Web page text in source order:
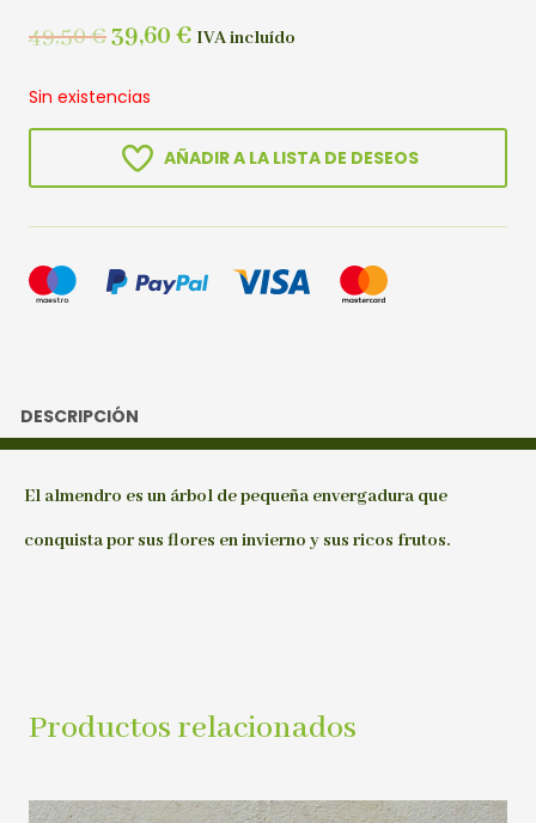
49,50€39,60 € IVA incluído
Sin existencias
AÑADIR A LA LISTA DE DESEOS
DESCRIPCIÓN
El almendro es un árbol de pequeña envergadura que
conquista por sus flores en invierno y sus ricos frutos.
Productos relacionados